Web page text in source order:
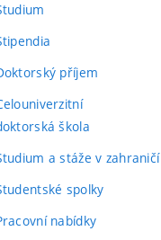
příjem
škola
a stáže v zahraničí
spolky
nabídky